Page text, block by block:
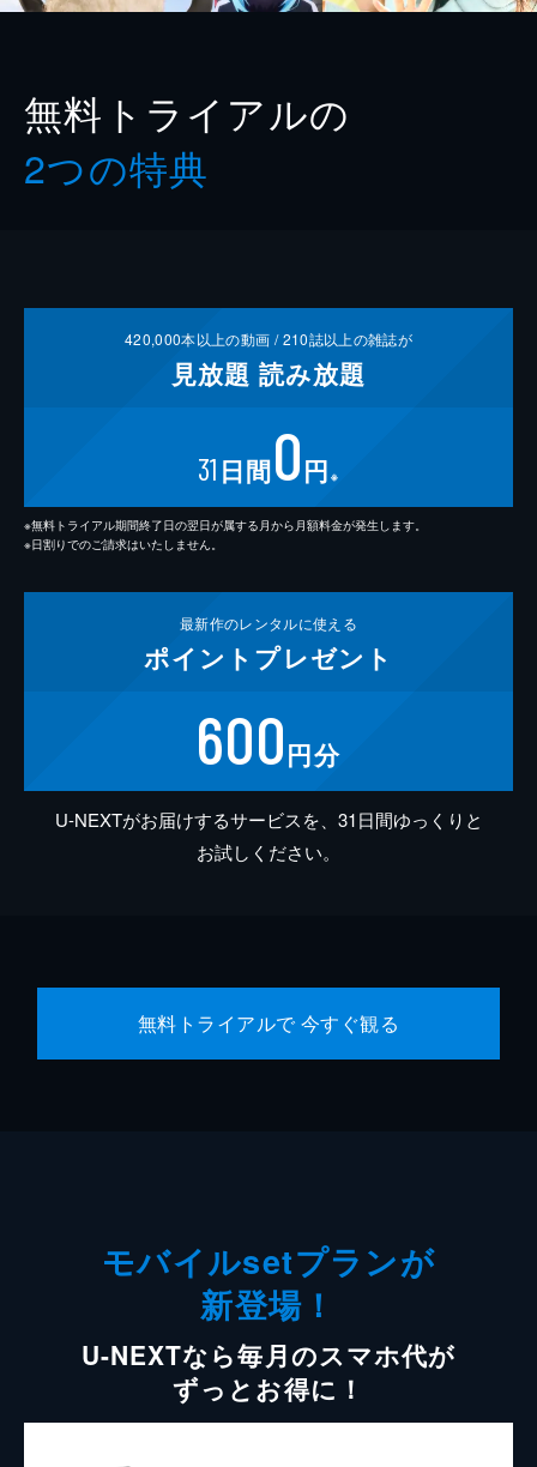
無料トライアルの
2つの特典
420,000本以上の動画 /210誌以上の雑誌が
見放題 読み放題
31 日間0円 ※
※無料トライアル期間終了日の翌日が属する月から月額料金が発生します。
※日割りでのご請求はいたしません。
最新作のレンタルに使える
ポイント プレゼント
600円分
U-NEXTがお届けするサービスを、31日間ゆっくりと
お試しください。
無料トライアルで 今すぐ観る
モバイルsetプランが
新登場！
U-NEXTなら毎月のスマホ代が
ずっとお得に！